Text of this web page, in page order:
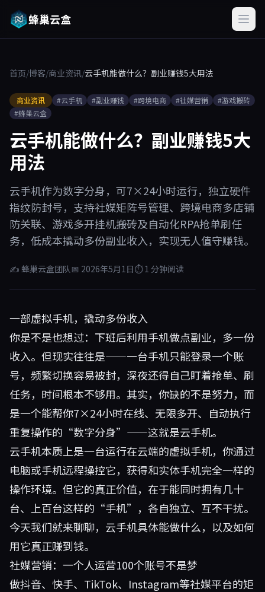
蜂巢云盒
首页/博客/商业资讯/云手机能做什么？副业赚钱5大用法
商业资讯 #云手机 #副业赚钱 #跨境电商 #社媒营销
#游戏搬砖
#蜂巢云盒
云手机能做什么？副业赚钱5大
用法
云手机作为数字分身，可7×24小时运行，独立硬件
指纹防封号，支持社媒矩阵号管理、跨境电商多店铺
防关联、游戏多开挂机搬砖及自动化RPA抢单刷任
务，低成本撬动多份副业收入，实现无人值守赚钱。
✍ 蜂巢云盒团队📅 2026年5月1日⏱ 1 分钟阅读
一部虚拟手机，撬动多份收入
你是不是也想过：下班后利用手机做点副业，多一份
收入。但现实往往是——一台手机只能登录一个账
号，频繁切换容易被封，深夜还得自己盯着抢单、刷
任务，时间根本不够用。其实，你缺的不是努力，而
是一个能帮你7×24小时在线、无限多开、自动执行
重复操作的“数字分身”——这就是云手机。
云手机本质上是一台运行在云端的虚拟手机，你通过
电脑或手机远程操控它，获得和实体手机完全一样的
操作环境。但它的真正价值，在于能同时拥有几十
台、上百台这样的“手机”，各自独立、互不干扰。
今天我们就来聊聊，云手机具体能做什么，以及如何
用它真正赚到钱。
社媒营销：一个人运营100个账号不是梦
做抖音、快手、TikTok、Instagram等社媒平台的矩